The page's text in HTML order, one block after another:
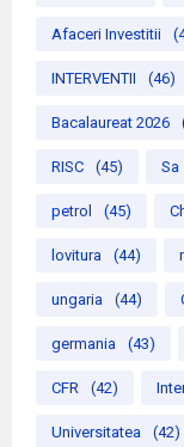
Afaceri Investitii
INTERVENTII (46)
Bacalaureat 2026
RISC (45) Sa
petrol (45)
lovitura (44)
ungaria (44)
germania (43)
CFR (42)
Universitatea (42)